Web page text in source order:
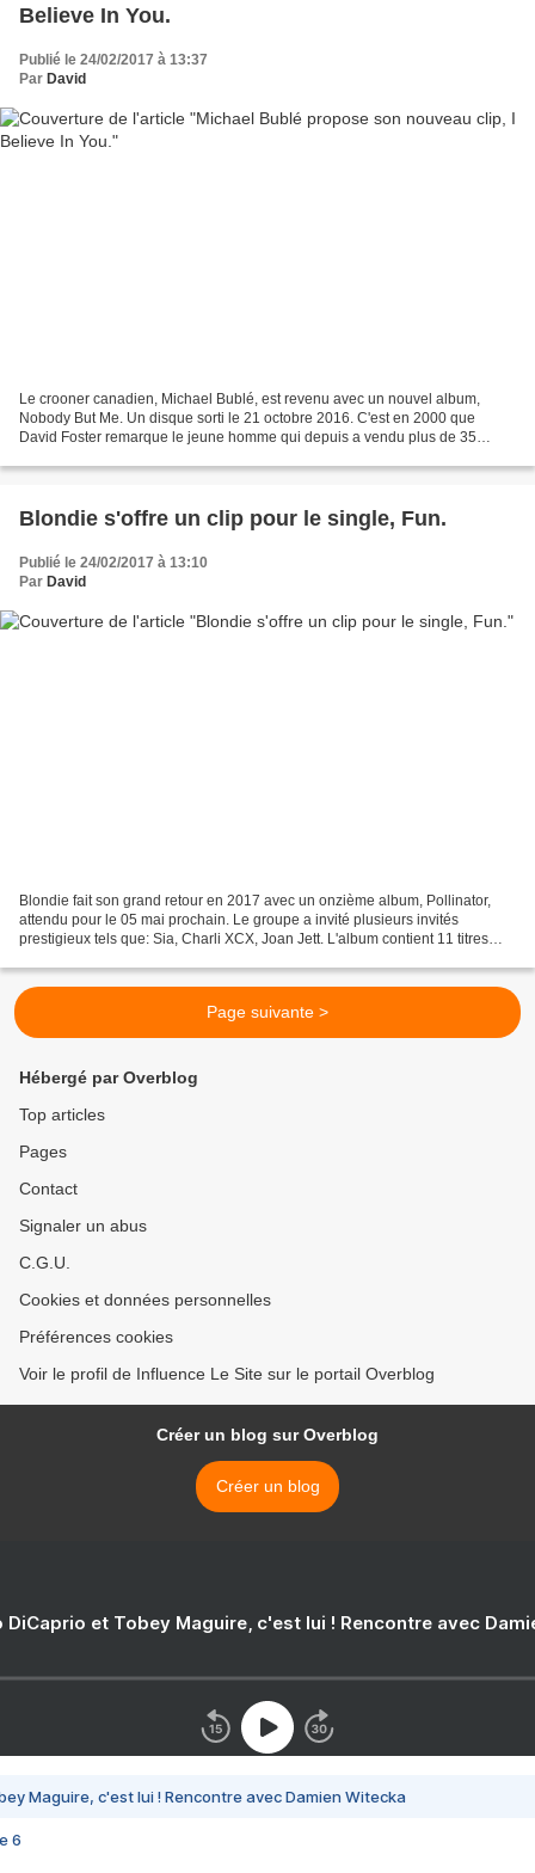
Believe In You.
Publié le 24/02/2017 à 13:37
Par David
Le crooner canadien, Michael Bublé, est revenu avec un nouvel album,
Nobody But Me. Un disque sorti le 21 octobre 2016. C'est en 2000 que
David Foster remarque le jeune homme qui depuis a vendu plus de 35
Blondie s'offre un clip pour le single, Fun.
Publié le 24/02/2017 à 13:10
Par David
Blondie fait son grand retour en 2017 avec un onzième album, Pollinator,
attendu pour le 05 mai prochain. Le groupe a invité plusieurs invités
prestigieux tels que: Sia, Charli XCX, Joan Jett. L'album contient 11 titres
Page suivante >
Hébergé par Overblog
Top articles
Pages
Contact
Signaler un abus
C.G.U.
Cookies et données personnelles
Préférences cookies
Voir le profil de Influence Le Site sur le portail Overblog
Créer un blog sur Overblog
Créer un blog
DiCaprio et Tobey Maguire, c'est lui ! Rencontre avec
Maguire, c'est lui ! Rencontre avec Damien Witecka
6